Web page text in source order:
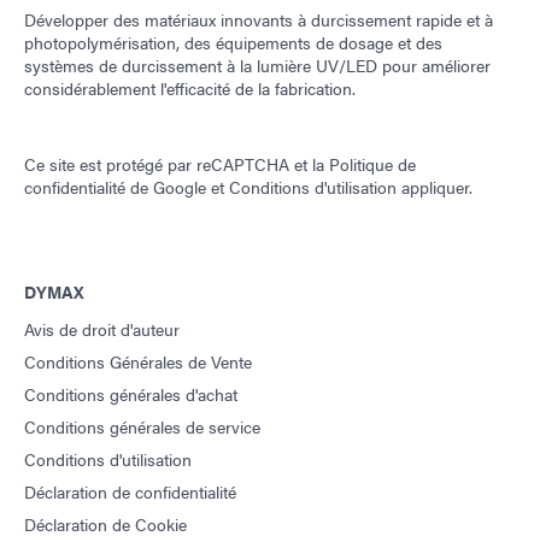
Développer des matériaux innovants à durcissement rapide et à
photopolymérisation, des équipements de dosage et des
systèmes de durcissement à la lumière UV/LED pour améliorer
considérablement l'efficacité de la fabrication.
Ce site est protégé par reCAPTCHA et la Politique de
confidentialité de Google etConditions d'utilisation appliquer.
DYMAX
Avis de droit d'auteur
Conditions Générales de Vente
Conditions générales d'achat
Conditions générales de service
Conditions d'utilisation
Déclaration de confidentialité
Déclaration de Cookie